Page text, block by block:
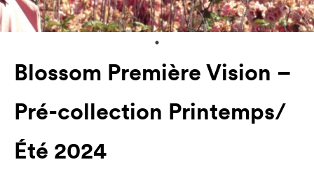
Blossom Première Vision –
Pré-collection Printemps/
Été 2024